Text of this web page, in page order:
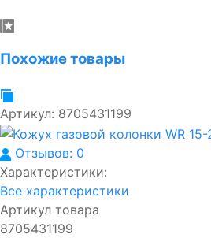
Похожие товары
Артикул: 8705431199
Отзывов: 0
Характеристики:
Все характеристики
Артикул товара
8705431199